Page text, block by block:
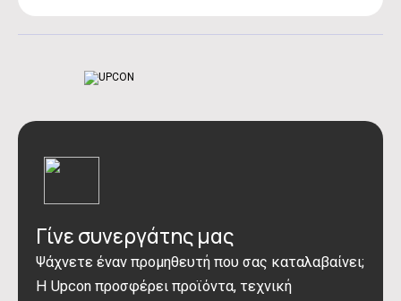
Γίνε συνεργάτης μας
Ψάχνετε έναν προμηθευτή που σας καταλαβαίνει;
Η Upcon προσφέρει προϊόντα, τεχνική